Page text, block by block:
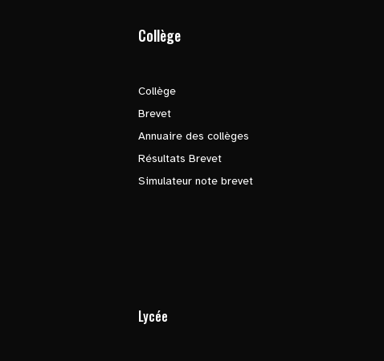
Collège
Collège
Brevet
Annuaire des collèges
Résultats Brevet
Simulateur note brevet
Lycée